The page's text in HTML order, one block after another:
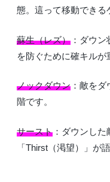
態。這って移動できる
蘇生（レズ） ：ダウ
を防ぐために確キルが
ノックダウン ：敵を
階です。
サースト ：ダウンした
「Thirst（渇望）」が